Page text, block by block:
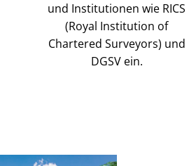
und Institutionen wie RICS
(Royal Institution of
Chartered Surveyors) und
DGSV ein.